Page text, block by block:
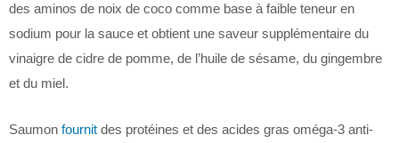
des aminos de noix de coco comme base à faible teneur en
sodium pour la sauce et obtient une saveur supplémentaire du
vinaigre de cidre de pomme, de l’huile de sésame, du gingembre
et du miel.
Saumon fournit des protéines et des acides gras oméga-3 anti-